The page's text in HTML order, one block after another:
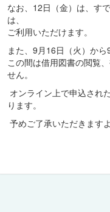
なお、12日（金）は、す
は、
ご利用いただけます。
また、9月16日（火）か
この間は借用図書の閲覧
せん。
オンライン上で申込され
ります。
予めご了承いただきます